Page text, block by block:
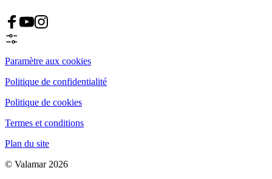
Paramètre aux cookies
Politique de confidentialité
Politique de cookies
Termes et conditions
Plan du site
© Valamar 2026